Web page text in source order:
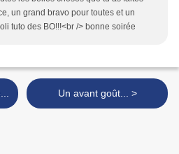
un grand bravo pour toutes et un
tuto des BO!!!<br /> bonne soirée
Un avant goût... >